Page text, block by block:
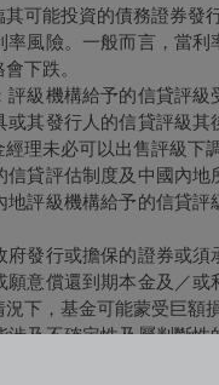
其可能投資的債務證券發
率風險。一般而言，當
下跌。
評級機構給予的信貸評
或其發行人的信貸評級
理未必可以出售評級下
信貸評估制度及中國內
地評級機構給予的信貸
府發行或擔保的證券或
意償還到期本金及／
下，基金可能蒙受巨額
涉及不確定性及屬判斷